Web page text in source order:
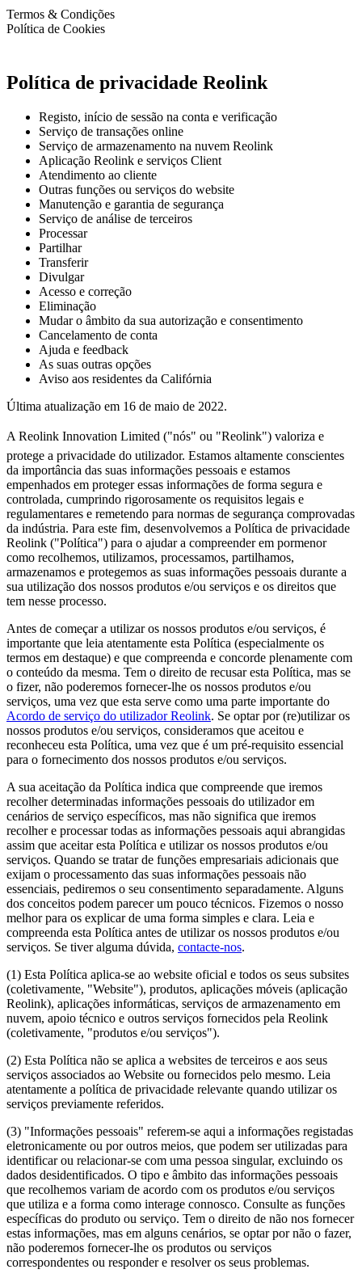
Termos & Condições
Política de Cookies
Política de privacidade Reolink
Registo, início de sessão na conta e verificação
Serviço de transações online
Serviço de armazenamento na nuvem Reolink
Aplicação Reolink e serviços Client
Atendimento ao cliente
Outras funções ou serviços do website
Manutenção e garantia de segurança
Serviço de análise de terceiros
Processar
Partilhar
Transferir
Divulgar
Acesso e correção
Eliminação
Mudar o âmbito da sua autorização e consentimento
Cancelamento de conta
Ajuda e feedback
As suas outras opções
Aviso aos residentes da Califórnia
Última atualização em 16 de maio de 2022.
A Reolink Innovation Limited ("nós" ou "Reolink") valoriza e
protege a privacidade do utilizador. Estamos altamente conscientes
da importância das suas informações pessoais e estamos
empenhados em proteger essas informações de forma segura e
controlada, cumprindo rigorosamente os requisitos legais e
regulamentares e remetendo para normas de segurança comprovadas
da indústria. Para este fim, desenvolvemos a Política de privacidade
Reolink ("Política") para o ajudar a compreender em pormenor
como recolhemos, utilizamos, processamos, partilhamos,
armazenamos e protegemos as suas informações pessoais durante a
sua utilização dos nossos produtos e/ou serviços e os direitos que
tem nesse processo.
Antes de começar a utilizar os nossos produtos e/ou serviços, é
importante que leia atentamente esta Política (especialmente os
termos em destaque) e que compreenda e concorde plenamente com
o conteúdo da mesma. Tem o direito de recusar esta Política, mas se
o fizer, não poderemos fornecer-lhe os nossos produtos e/ou
serviços, uma vez que esta serve como uma parte importante do
Acordo de serviço do utilizador Reolink. Se optar por (re)utilizar os
nossos produtos e/ou serviços, consideramos que aceitou e
reconheceu esta Política, uma vez que é um pré-requisito essencial
para o fornecimento dos nossos produtos e/ou serviços.
A sua aceitação da Política indica que compreende que iremos
recolher determinadas informações pessoais do utilizador em
cenários de serviço específicos, mas não significa que iremos
recolher e processar todas as informações pessoais aqui abrangidas
assim que aceitar esta Política e utilizar os nossos produtos e/ou
serviços. Quando se tratar de funções empresariais adicionais que
exijam o processamento das suas informações pessoais não
essenciais, pediremos o seu consentimento separadamente. Alguns
dos conceitos podem parecer um pouco técnicos. Fizemos o nosso
melhor para os explicar de uma forma simples e clara. Leia e
compreenda esta Política antes de utilizar os nossos produtos e/ou
serviços. Se tiver alguma dúvida, contacte-nos.
(1) Esta Política aplica-se ao website oficial e todos os seus subsites
(coletivamente, "Website"), produtos, aplicações móveis (aplicação
Reolink), aplicações informáticas, serviços de armazenamento em
nuvem, apoio técnico e outros serviços fornecidos pela Reolink
(coletivamente, "produtos e/ou serviços").
(2) Esta Política não se aplica a websites de terceiros e aos seus
serviços associados ao Website ou fornecidos pelo mesmo. Leia
atentamente a política de privacidade relevante quando utilizar os
serviços previamente referidos.
(3) "Informações pessoais" referem-se aqui a informações registadas
eletronicamente ou por outros meios, que podem ser utilizadas para
identificar ou relacionar-se com uma pessoa singular, excluindo os
dados desidentificados. O tipo e âmbito das informações pessoais
que recolhemos variam de acordo com os produtos e/ou serviços
que utiliza e a forma como interage connosco. Consulte as funções
específicas do produto ou serviço. Tem o direito de não nos fornecer
estas informações, mas em alguns cenários, se optar por não o fazer,
não poderemos fornecer-lhe os produtos ou serviços
correspondentes ou responder e resolver os seus problemas.